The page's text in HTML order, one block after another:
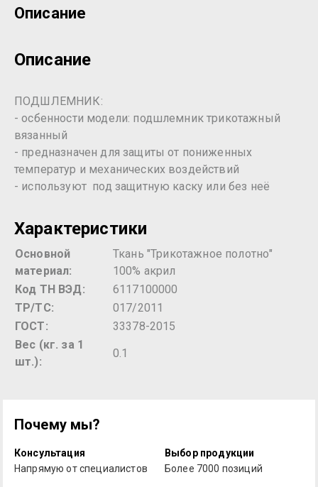
Описание
Описание
ПОДШЛЕМНИК:
- осбенности модели: подшлемник трикотажный
вязанный
- предназначен для защиты от пониженных
температур и механических воздействий
- используют под защитную каску или без неё
Характеристики
Основной
материал:
Ткань "Трикотажное полотно"
100% акрил
Код ТН ВЭД:
6117100000
ТР/ТС:
017/2011
ГОСТ:
33378-2015
Вес (кг. за 1
шт.):
0.1
Почему мы?
Консультация
Напрямую от специалистов
Выбор продукции
Более 7000 позиций